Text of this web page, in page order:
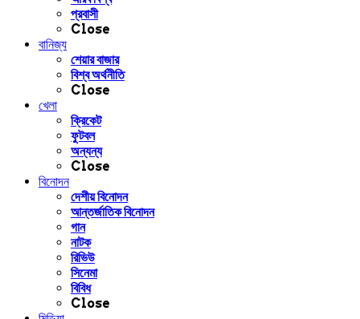
প্রবাসী
Close
বানিজ্য
শেয়ার বাজার
বিশ্ব অর্থনীতি
Close
খেলা
ক্রিকেট
ফুটবল
অন্যন্য
Close
বিনোদন
দেশীয় বিনোদন
আন্তর্জাতিক বিনোদন
গান
নাটক
রিভিউ
সিনেমা
বিবিধ
Close